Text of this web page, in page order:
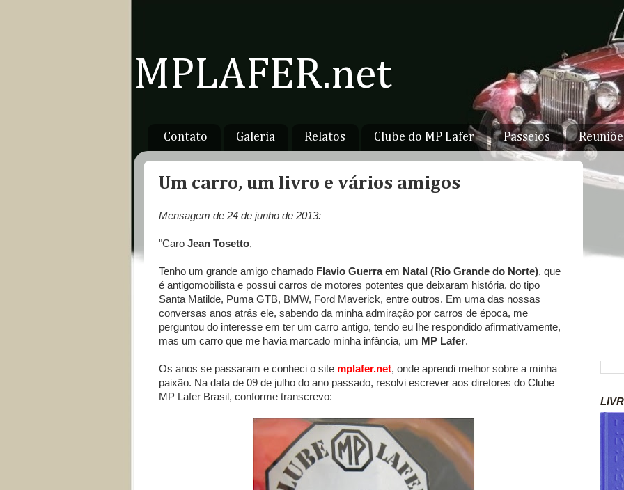
MPLAFER.net
Contato Galeria Relatos Clube do MP Lafer Passeios
Um carro, um livro e vários amigos
Mensagem de 24 de junho de 2013:
"Caro Jean Tosetto,
Tenho um grande amigo chamado Flavio Guerraem Natal (Rio Grande do Norte), que
é antigomobilista e possui carros de motores potentes que deixaram história, do tipo
Santa Matilde, Puma GTB, BMW, Ford Maverick, entre outros. Em uma das nossas
conversas anos atrás ele, sabendo da minha admiração por carros de época, me
perguntou do interesse em ter um carro antigo, tendo eu lhe respondido afirmativamente,
mas um carro que me havia marcado minha infância, um MP Lafer.
Os anos se passaram e conheci o site mplafer.net, onde aprendi melhor sobre a minha
paixão. Na data de 09 de julho do ano passado, resolvi escrever aos diretores do Clube
MP Lafer Brasil, conforme transcrevo: